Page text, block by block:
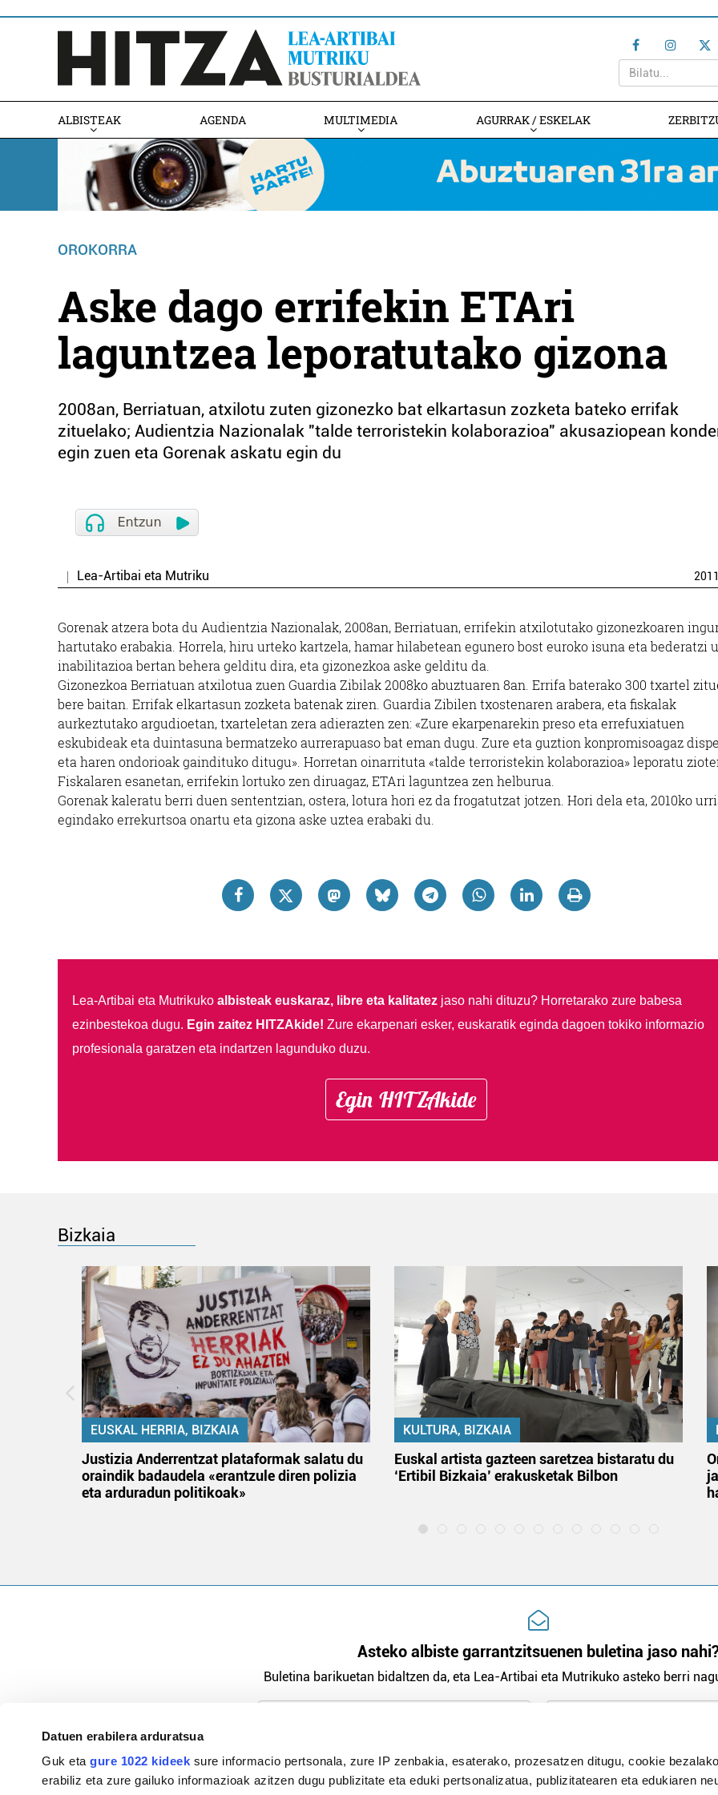
Datuen erabilera arduratsua
Guk etagure 1022 kideek sure informacio pertsonala, zure IP zenbakia, esaterako, prozesatzen ditugu, cookie
erabiliz eta zure gailuko informazioak azitzen dugu publizitate eta eduki pertsonalizatua, publizitatearen eta edukiaren
ALBISTEAK AGENDA MULTIMEDIA AGURRAK / ESKELAK
OROKORRA
Aske dago errifekin ETAri
laguntzea leporatutako gizona
2008an, Berriatuan, atxilotu zuten gizonezko bat elkartasun zozketa bateko errifak
zituelako; Audientzia Nazionalak "talde terroristekin kolaborazioa" akusaziopean
egin zuen eta Gorenak askatu egin du
Lea-Artibai eta Mutriku 2011
Gorenak atzera bota du Audientzia Nazionalak, 2008an, Berriatuan, errifekin atxilotutako gizonezkoaren
hartutako erabakia. Horrela, hiru urteko kartzela, hamar hilabetean egunero bost euroko isuna eta bederatzi
inabilitazioa bertan behera gelditu dira, eta gizonezkoa aske gelditu da.
Gizonezkoa Berriatuan atxilotua zuen Guardia Zibilak 2008ko abuztuaren 8an. Errifa baterako 300 txartel
bere baitan. Errifak elkartasun zozketa batenak ziren. Guardia Zibilen txostenaren arabera, eta fiskalak
aurkeztutako argudioetan, txarteletan zera adierazten zen: «Zure ekarpenarekin preso eta errefuxiatuen
eskubideak eta duintasuna bermatzeko aurrerapuaso bat eman dugu. Zure eta guztion konpromisoagaz
eta haren ondorioak gaindituko ditugu». Horretan oinarrituta «talde terroristekin kolaborazioa» leporatu
Fiskalaren esanetan, errifekin lortuko zen diruagaz, ETAri laguntzea zen helburua.
Gorenak kaleratu berri duen sententzian, ostera, lotura hori ez da frogatutzat jotzen. Hori dela eta, 2010ko
egindako errekurtsoa onartu eta gizona aske uztea erabaki du.
Lea-Artibai eta Mutrikuko albisteak euskaraz, libre eta kalitatezjaso nahi dituzu? Horretarako zure babesa
ezinbestekoa dugu. Egin zaitez HITZAkide! Zure ekarpenari esker, euskaratik eginda dagoen tokiko informazio
profesionala garatzen eta indartzen lagunduko duzu.
Egin HITZAkide
Bizkaia
EUSKAL HERRIA, BIZKAIA
Justizia Anderrentzat plataformak salatu du
oraindik badaudela «erantzule diren polizia
eta arduradun politikoak»
KULTURA, BIZKAIA
Euskal artista gazteen saretzea bistaratu du
‘Ertibil Bizkaia’ erakusketak Bilbon
Asteko albiste garrantzitsuenen buletina jaso
Buletina barikuetan bidaltzen da, eta Lea-Artibai eta Mutrikuko asteko berri